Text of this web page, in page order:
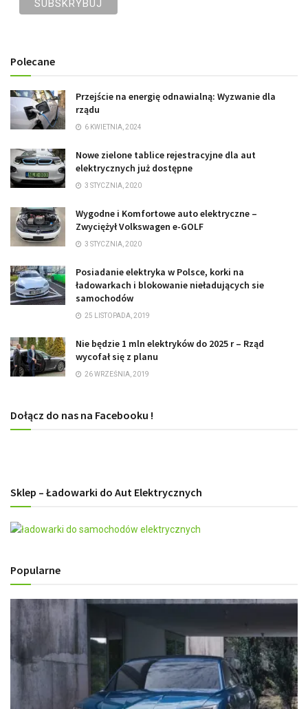
Polecane
Przejście na energię odnawialną: Wyzwanie dla
rządu
6 KWIETNIA, 2024
Nowe zielone tablice rejestracyjne dla aut
elektrycznych już dostępne
3 STYCZNIA, 2020
Wygodne i Komfortowe auto elektryczne –
Zwyciężył Volkswagen e-GOLF
3 STYCZNIA, 2020
Posiadanie elektryka w Polsce, korki na
ładowarkach i blokowanie nieładujących sie
samochodów
25 LISTOPADA, 2019
Nie będzie 1 mln elektryków do 2025 r – Rząd
wycofał się z planu
26 WRZEŚNIA, 2019
Dołącz do nas na Facebooku !
Sklep – Ładowarki do Aut Elektrycznych
Popularne